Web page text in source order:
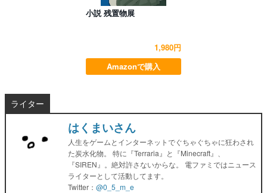
小説 残置物展
1,980円
Amazonで購入
ライター
はくまいさん
人生をゲームとインターネットでぐちゃぐちゃに狂わされ
た炭水化物。 特に『Terraria』と『Minecraft』、
『SIREN』。絶対許さないからな。 電ファミではニュース
ライターとして活動してます。
Twitter： @0_5_m_e